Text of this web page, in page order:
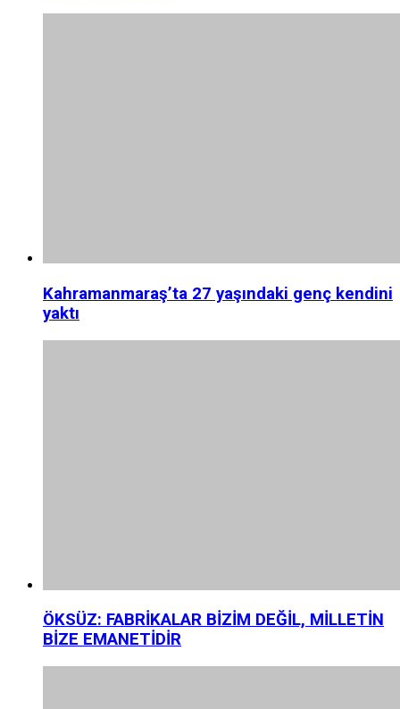
Kahramanmaraş’ta 27 yaşındaki genç kendini
yaktı
ÖKSÜZ: FABRİKALAR BİZİM DEĞİL, MİLLETİN
BİZE EMANETİDİR